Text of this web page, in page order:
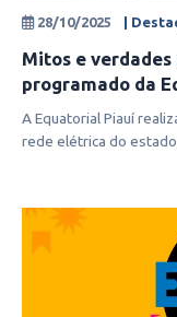
28/10/2025 |
Mitos e
programado da
A Equatorial Piauí
rede elétrica do